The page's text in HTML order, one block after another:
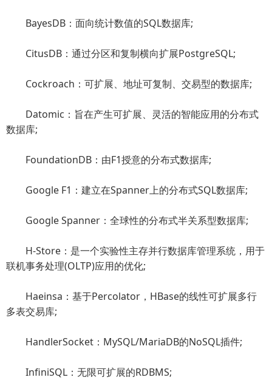
BayesDB：面向统计数值的SQL数据库;
CitusDB：通过分区和复制横向扩展PostgreSQL;
Cockroach：可扩展、地址可复制、交易型的数据库;
Datomic：旨在产生可扩展、灵活的智能应用的分布式
数据库;
FoundationDB：由F1授意的分布式数据库;
Google F1：建立在Spanner上的分布式SQL数据库;
Google Spanner：全球性的分布式半关系型数据库;
H-Store：是一个实验性主存并行数据库管理系统，用于
联机事务处理(OLTP)应用的优化;
Haeinsa：基于Percolator，HBase的线性可扩展多行
多表交易库;
HandlerSocket：MySQL/MariaDB的NoSQL插件;
InfiniSQL：无限可扩展的RDBMS;